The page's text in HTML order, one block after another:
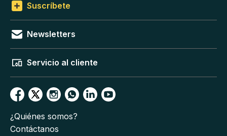
Suscríbete
Newsletters
Servicio al cliente
¿Quiénes somos?
Contáctanos